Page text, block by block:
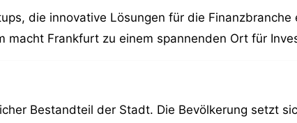
die innovative Lösungen für die Finanzbranche
Frankfurt zu einem spannenden Ort für
Bestandteil der Stadt. Die Bevölkerung setzt